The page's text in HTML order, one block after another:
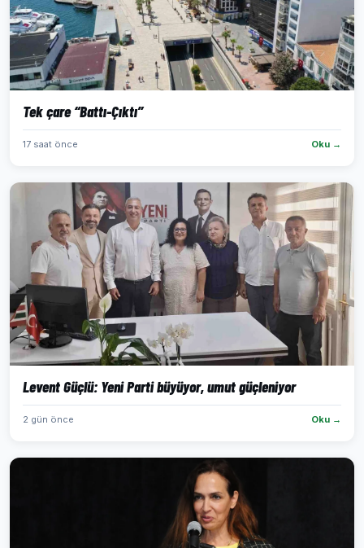
Tek çare “Battı-Çıktı”
17 saat önce Oku →
Levent Güçlü: Yeni Parti büyüyor, umut güçleniyor
2 gün önce Oku →